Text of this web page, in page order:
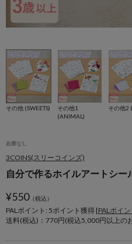
その他 (SWEETS)
その他1
(ANIMAL)
その他2
在庫なし
3COINS(スリーコインズ)
自分で作るホイルアートシー
¥550（税込）
PALポイント: 5ポイント獲得 [PALポイ
送料(税込)：770円(税込5,000円以上の